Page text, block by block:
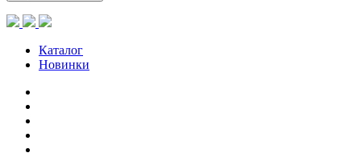
Каталог
Новинки